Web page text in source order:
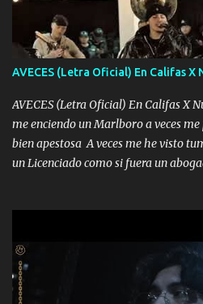
AVECES (Letra Oficial) En Califas X
AVECES (Letra Oficial) En Califas X
me enciendo un Marlboro a veces
bien apestosa A veces me he visto
un Licenciado como si fuera un
corriente no quieren verte subir de
A veces me pongo un sombrero a
con la mirada siempre en alto A
me fajó una Glock siempre armado